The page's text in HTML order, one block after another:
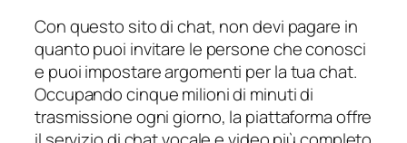
Con questo sito di chat, non devi pagare in
quanto puoi invitare le persone che conosci
e puoi impostare argomenti per la tua chat.
Occupando cinque milioni di minuti di
trasmissione ogni giorno, la piattaforma offre